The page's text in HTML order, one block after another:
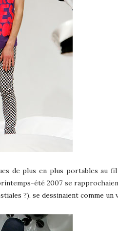
de plus en plus portables au
été 2007 se
?), se dessinaient comme un